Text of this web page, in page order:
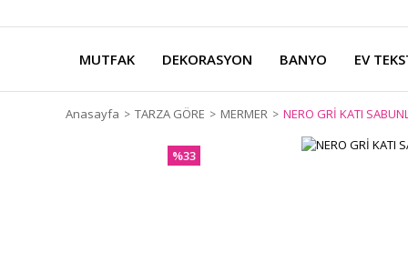
MUTFAK DEKORASYON BANYO EV
Anasayfa TARZA GÖRE MERMER NERO GRİ KATI
%33